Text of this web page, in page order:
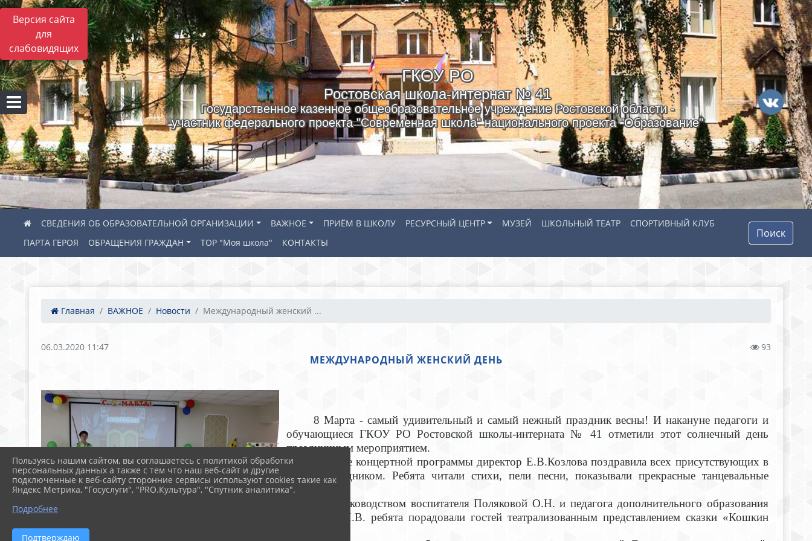
Версия сайта
для
слабовидящих
ГКОУ РO
Ростовская школа-интернат № 41
Государственное казенное общеобразовательное учреждение Ростовской области -
участник федерального проекта "Современная школа" национального проекта "Образование"
СВЕДЕНИЯ ОБ ОБРАЗОВАТЕЛЬНОЙ ОРГАНИЗАЦИИ ВАЖНОЕ ПРИЁМ В ШКОЛУ РЕСУРСНЫЙ ЦЕНТР МУЗЕЙ ШКОЛЬНЫЙ ТЕАТР
СПОРТИВНЫЙ КЛУБ
ПАРТА ГЕРОЯ
ОБРАЩЕНИЯ ГРАЖДАН ТОР "Моя школа" КОНТАКТЫ
Поиск
Главная ВАЖНОЕ Новости Международный женский ...
06.03.2020 11:47 93
МЕЖДУНАРОДНЫЙ ЖЕНСКИЙ ДЕНЬ
8 Марта - самый удивительный и самый нежный праздник весны! И накануне педагоги и
обучающиеся ГКОУ РО Ростовской школы-интерната № 41 отметили этот солнечный день
праздничным мероприятием.
В начале концертной программы директор Е.В.Козлова поздравила всех присутствующих в
зале с праздником. Ребята читали стихи, пели песни, показывали прекрасные танцевальные
номера.
Под руководством воспитателя Поляковой О.Н. и педагога дополнительного образования
Голиковой И.В. ребята порадовали гостей театрализованным представлением сказки «Кошкин
Пользуясь нашим сайтом, вы соглашаетесь с политикой обработки
персональных данных а также с тем что наш веб-сайт и другие
подключенные к веб-сайту сторонние сервисы используют cookies такие как
Яндекс Метрика, "Госуслуги", "PRO.Культура", "Спутник аналитика".
Подробнее
Подтверждаю